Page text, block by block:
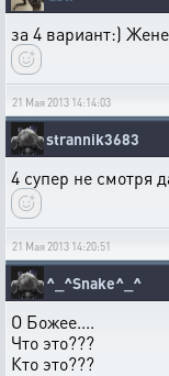
за 4 вариант:)
21 Мая 2013 14:14:03
strannik3683
4 супер не смотря
21 Мая 2013 14:20:51
^_^Snake^_^
О Божее....
Что это???
Кто это???